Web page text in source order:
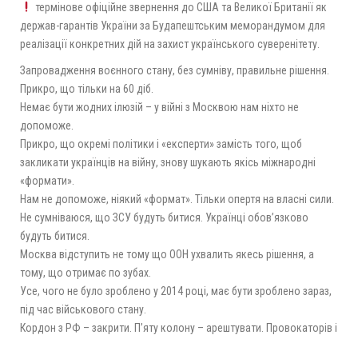
термінове офіційне звернення до США та Великої Британії як
держав-гарантів України за Будапештським меморандумом для
реалізації конкретних дій на захист українського суверенітету.
Запровадження воєнного стану, без сумніву, правильне рішення.
Прикро, що тільки на 60 діб.
Немає бути жодних ілюзій – у війні з Москвою нам ніхто не
допоможе.
Прикро, що окремі політики і «експерти» замість того, щоб
закликати українців на війну, знову шукають якісь міжнародні
«формати».
Нам не допоможе, ніякий «формат». Тільки опертя на власні сили.
Не сумніваюся, що ЗСУ будуть битися. Українці обов’язково
будуть битися.
Москва відступить не тому що ООН ухвалить якесь рішення, а
тому, що отримає по зубах.
Усе, чого не було зроблено у 2014 році, має бути зроблено зараз,
під час військового стану.
Кордон з РФ – закрити. П’яту колону – арештувати. Провокаторів і